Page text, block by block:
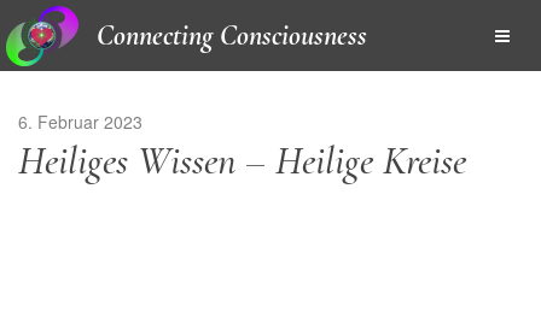
Connecting Consciousness
6. Februar 2023
Heiliges Wissen – Heilige Kreise